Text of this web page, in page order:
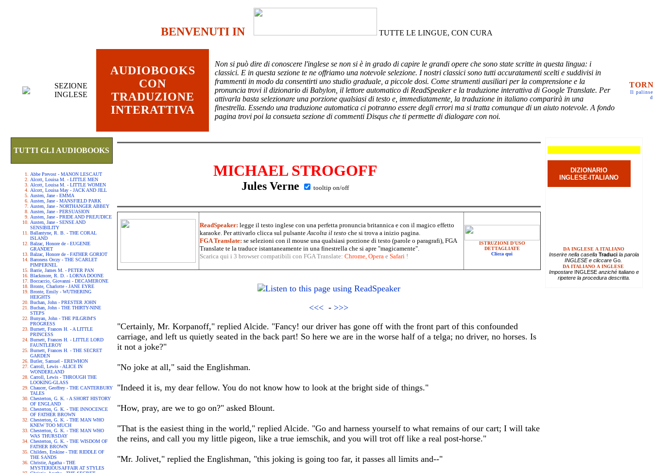
BENVENUTI IN TUTTE LE LINGUE, CON CURA
SEZIONE
INGLESE
AUDIOBOOKS
CON
TRADUZIONE
INTERATTIVA
Non si può dire di conoscere l'inglese se non si è in grado di capire le grandi opere che sono state scritte in questa lingua: i
classici. E in questa sezione te ne offriamo una notevole selezione. I nostri classici sono tutti accuratamenti scelti e suddivisi in
frammenti in modo da consentirti uno studio graduale, a piccole dosi. Come strumenti ausiliari per la comprensione e la
pronuncia trovi il dizionario di Babylon, il lettore automatico di ReadSpeaker e la traduzione interattiva di Google Translate. Per
attivarla basta selezionare una porzione qualsiasi di testo e, immediatamente, la traduzione in italiano comparirà in una
finestrella. Essendo una traduzione automatica ci potranno essere degli errori ma si tratta comunque di un aiuto notevole. A fondo
pagina trovi poi la consueta sezione di commenti Disqus che ti permette di dialogare con noi.
Il
TUTTI GLI AUDIOBOOKS
Abbe Prevost - MANON LESCAUT
Alcott, Louisa M. - LITTLE MEN
Alcott, Louisa M. - LITTLE WOMEN
Alcott, Louisa May - JACK AND JILL
Austen, Jane - EMMA
Austen, Jane - MANSFIELD PARK
Austen, Jane - NORTHANGER ABBEY
Austen, Jane - PERSUASION
Austen, Jane - PRIDE AND PREJUDICE
Austen, Jane - SENSE AND
SENSIBILITY
Ballantyne, R. B. - THE CORAL
ISLAND
Balzac, Honore de - EUGENIE
GRANDET
Balzac, Honore de - FATHER GORIOT
Baroness Orczy - THE SCARLET
PIMPERNEL
Barrie, James M. - PETER PAN
Blackmore, R. D. - LORNA DOONE
Boccaccio, Giovanni - DECAMERONE
Bronte, Charlotte - JANE EYRE
Bronte, Emily - WUTHERING
HEIGHTS
Buchan, John - PRESTER JOHN
Buchan, John - THE THIRTY-NINE
STEPS
Bunyan, John - THE PILGRIM'S
PROGRESS
Burnett, Frances H. - A LITTLE
PRINCESS
Burnett, Frances H. - LITTLE LORD
FAUNTLEROY
Burnett, Frances H. - THE SECRET
GARDEN
Butler, Samuel - EREWHON
Carroll, Lewis - ALICE IN
WONDERLAND
Carroll, Lewis - THROUGH THE
LOOKING-GLASS
Chaucer, Geoffrey - THE CANTERBURY
TALES
Chesterton, G. K. - A SHORT HISTORY
OF ENGLAND
Chesterton, G. K. - THE INNOCENCE
OF FATHER BROWN
Chesterton, G. K. - THE MAN WHO
KNEW TOO MUCH
Chesterton, G. K. - THE MAN WHO
WAS THURSDAY
Chesterton, G. K. - THE WISDOM OF
FATHER BROWN
Childers, Erskine - THE RIDDLE OF
THE SANDS
Christie, Agatha - THE
MYSTERIOUSAFFAIR AT STYLES
MICHAEL STROGOFF
Jules Verne tooltip on/off
ReadSpeaker: legge il testo inglese con una perfetta pronuncia britannica e con il magico effetto
karaoke. Per attivarlo clicca sul pulsanteAscolta il testo che si trova a inizio pagina.
FGA Translate: se selezioni con il mouse una qualsiasi porzione di testo (parole o paragrafi), FGA
Translate te la traduce istantaneamente in una finestrella che si apre "magicamente".
Scarica qui i 3 browser compatibili con FGA Translate: Chrome, Operae Safari !
ISTRUZIONI D'USO
DETTAGLIATE
Clicca qui
<<< - >>>
"Certainly, Mr. Korpanoff," replied Alcide. "Fancy! our driver has gone off with the front part of this confounded
carriage, and left us quietly seated in the back part! So here we are in the worse half of a telga; no driver, no horses. Is
it not a joke?"
"No joke at all," said the Englishman.
"Indeed it is, my dear fellow. You do not know how to look at the bright side of things."
"How, pray, are we to go on?" asked Blount.
"That is the easiest thing in the world," replied Alcide. "Go and harness yourself to what remains of our cart; I will take
the reins, and call you my little pigeon, like a true iemschik, and you will trot off like a real post-horse."
"Mr. Jolivet," replied the Englishman, "this joking is going too far, it passes all limits and--"
DIZIONARIO
INGLESE-ITALIANO
DA INGLESE A ITALIANO
Inserire nella casella Traducila parola
INGLESE e cliccare Go.
DA ITALIANO A INGLESE
Impostare INGLESEanziché italianoe
ripetere la procedura descritta.